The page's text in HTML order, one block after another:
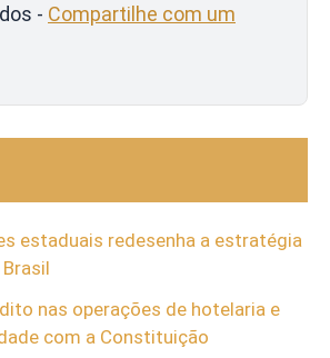
- Compartilhe com um
estaduais redesenha a estratégia
nas operações de hotelaria e
com a Constituição